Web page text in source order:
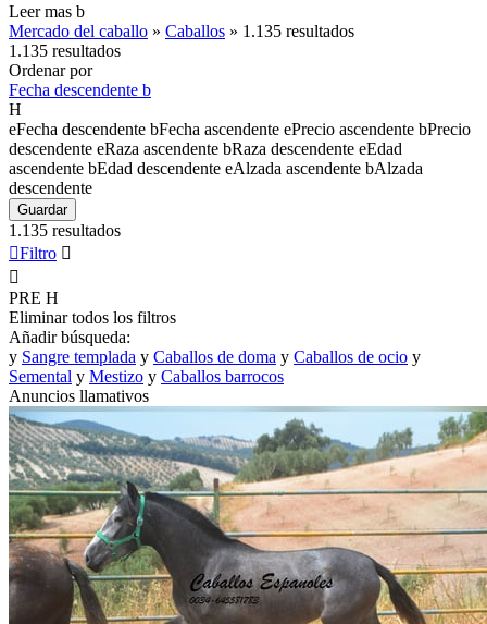
Leer mas b
Mercado del caballo » Caballos » 1.135 resultados
1.135 resultados
Ordenar por
Fecha descendente b
H
eFecha descendente bFecha ascendente ePrecio ascendente bPrecio
descendente eRaza ascendente bRaza descendente eEdad
ascendente bEdad descendente eAlzada ascendente bAlzada
descendente
Guardar
1.135 resultados
Filtro 

PRE H
Eliminar todos los filtros
Añadir búsqueda:
y Sangre templada y Caballos de doma y Caballos de ocio y
Semental y Mestizo y Caballos barrocos
Anuncios llamativos